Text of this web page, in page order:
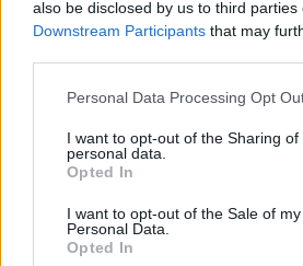
also be disclosed by us to third parties
Downstream Participants that may
Personal Data Processing Opt
I want to opt-out of the Sharing of
personal data.
Opted In
I want to opt-out of the Sale of my
Personal Data.
Opted In
Žinios | Lietuvos diena
Vaizdai iš tragiškos avarijos
Žinios | Lietuvos diena
Nufilmavo, kaip patvino Vilniaus
vaizdas pribloškia